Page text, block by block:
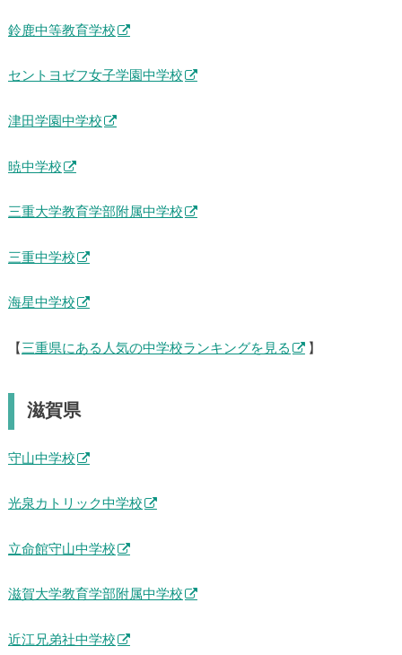
鈴鹿中等教育学校
セントヨゼフ女子学園中学校
津田学園中学校
暁中学校
三重大学教育学部附属中学校
三重中学校
海星中学校
【 三重県にある人気の中学校ランキングを見る 】
滋賀県
守山中学校
光泉カトリック中学校
立命館守山中学校
滋賀大学教育学部附属中学校
近江兄弟社中学校